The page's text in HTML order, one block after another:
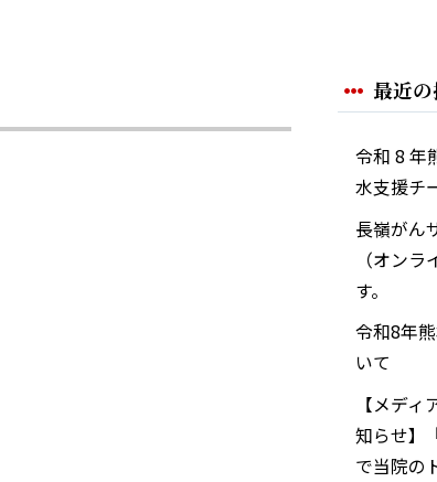
最近
令和 8 年
水支援チ
長嶺がん
（オン
す。
令和8年
いて
【メデ
知らせ】
で当院の